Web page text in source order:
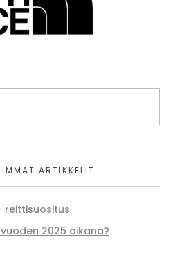
ARTIKKELIT
reittisuositus
2025 aikana?